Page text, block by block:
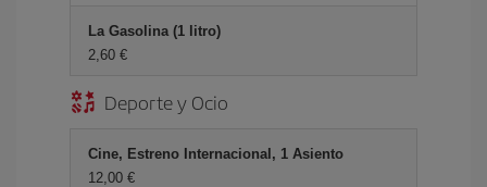
La Gasolina (1 litro)
2,60 €
Deporte y Ocio
Cine, Estreno Internacional, 1 Asiento
12,00 €